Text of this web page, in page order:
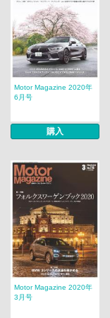
Motor Magazine 2020年
6月号
購入
Motor Magazine 2020年
3月号